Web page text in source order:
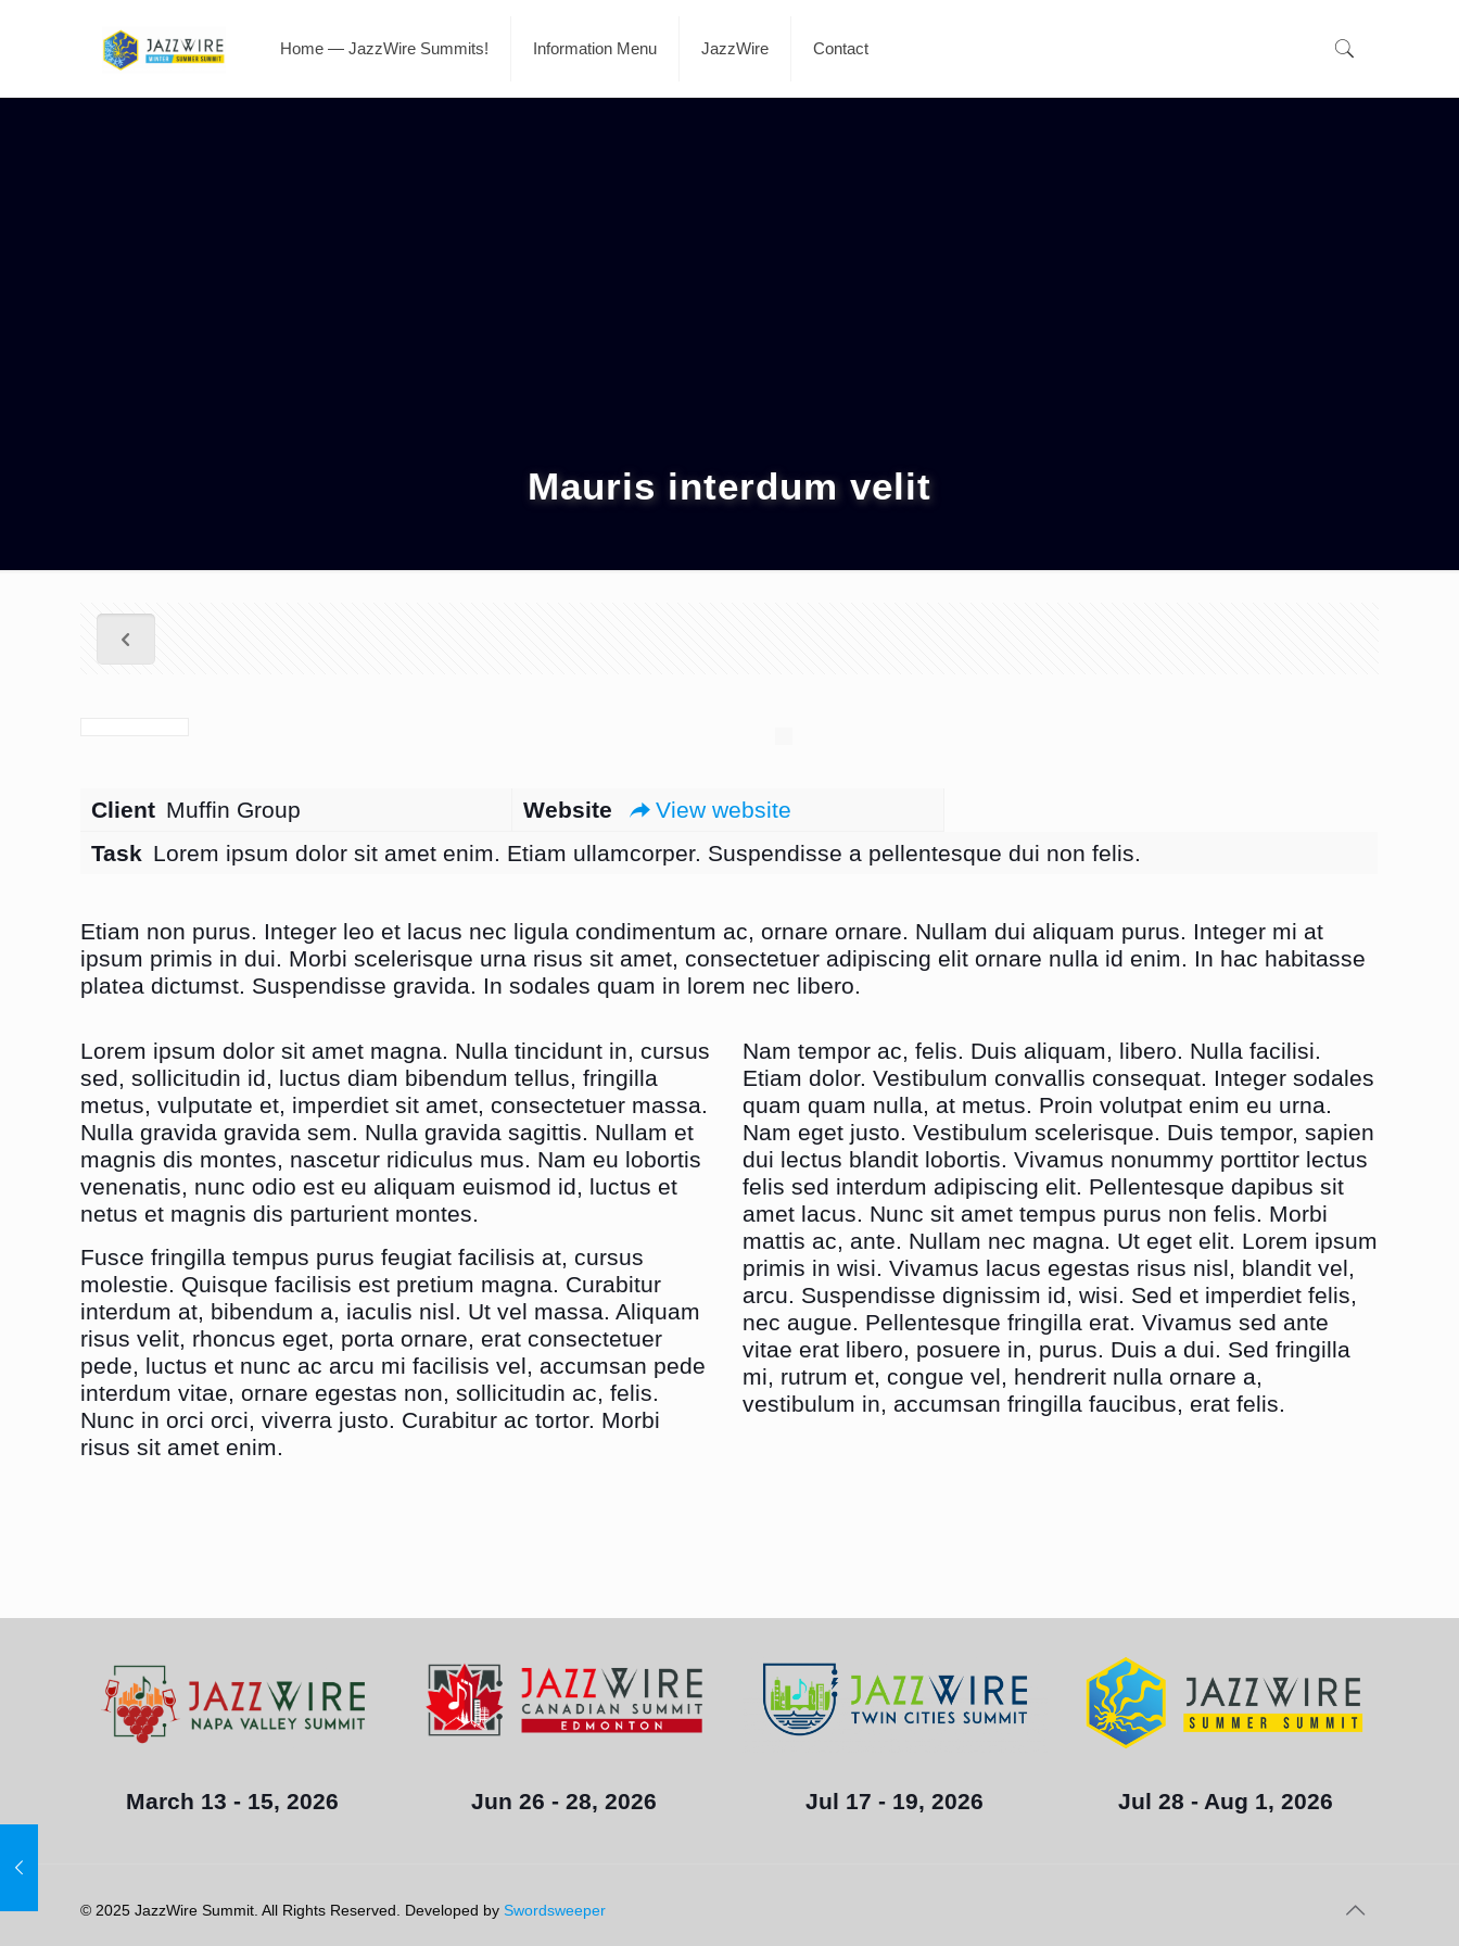
Home — JazzWire Summits! Information Menu JazzWire Contact
Mauris interdum velit
Client Muffin Group Website
View website
Task Lorem ipsum dolor sit amet enim. Etiam ullamcorper. Suspendisse a pellentesque dui non felis.
Etiam non purus. Integer leo et lacus nec ligula condimentum ac, ornare ornare. Nullam dui aliquam purus. Integer mi at
ipsum primis in dui. Morbi scelerisque urna risus sit amet, consectetuer adipiscing elit ornare nulla id enim. In hac habitasse
platea dictumst. Suspendisse gravida. In sodales quam in lorem nec libero.
Lorem ipsum dolor sit amet magna. Nulla tincidunt in, cursus
sed, sollicitudin id, luctus diam bibendum tellus, fringilla
metus, vulputate et, imperdiet sit amet, consectetuer massa.
Nulla gravida gravida sem. Nulla gravida sagittis. Nullam et
magnis dis montes, nascetur ridiculus mus. Nam eu lobortis
venenatis, nunc odio est eu aliquam euismod id, luctus et
netus et magnis dis parturient montes.
Fusce fringilla tempus purus feugiat facilisis at, cursus
molestie. Quisque facilisis est pretium magna. Curabitur
interdum at, bibendum a, iaculis nisl. Ut vel massa. Aliquam
risus velit, rhoncus eget, porta ornare, erat consectetuer
pede, luctus et nunc ac arcu mi facilisis vel, accumsan pede
interdum vitae, ornare egestas non, sollicitudin ac, felis.
Nunc in orci orci, viverra justo. Curabitur ac tortor. Morbi
risus sit amet enim.
Nam tempor ac, felis. Duis aliquam, libero. Nulla facilisi.
Etiam dolor. Vestibulum convallis consequat. Integer sodales
quam quam nulla, at metus. Proin volutpat enim eu urna.
Nam eget justo. Vestibulum scelerisque. Duis tempor, sapien
dui lectus blandit lobortis. Vivamus nonummy porttitor lectus
felis sed interdum adipiscing elit. Pellentesque dapibus sit
amet lacus. Nunc sit amet tempus purus non felis. Morbi
mattis ac, ante. Nullam nec magna. Ut eget elit. Lorem ipsum
primis in wisi. Vivamus lacus egestas risus nisl, blandit vel,
arcu. Suspendisse dignissim id, wisi. Sed et imperdiet felis,
nec augue. Pellentesque fringilla erat. Vivamus sed ante
vitae erat libero, posuere in, purus. Duis a dui. Sed fringilla
mi, rutrum et, congue vel, hendrerit nulla ornare a,
vestibulum in, accumsan fringilla faucibus, erat felis.
March 13 - 15, 2026 Jun 26 - 28, 2026 Jul 17 - 19, 2026 Jul 28 - Aug 1, 2026
© 2025 JazzWire Summit. All Rights Reserved. Developed bySwordsweeper